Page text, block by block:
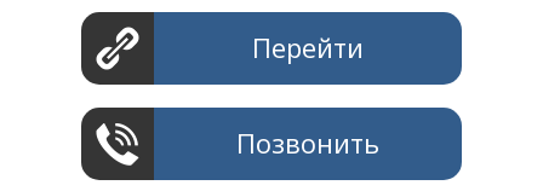
Перейти
Позвонить